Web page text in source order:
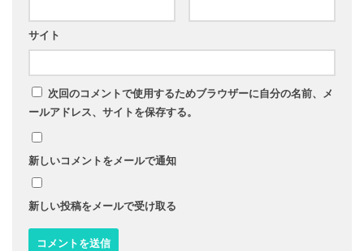
サイト
次回のコメントで使用するためブラウザーに自分の名前、メ
ールアドレス、サイトを保存する。
新しいコメントをメールで通知
新しい投稿をメールで受け取る